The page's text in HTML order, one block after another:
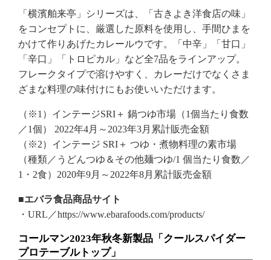
「横濱舶来亭」シリーズは、「古きよき洋食店の味」
をコンセプトに、厳選した原料を使用し、手間ひまを
かけて作りあげたカレールウです。「中辛」「甘口」
「辛口」「トロピカル」など全7品をラインアップ。
フレークタイプで溶けやすく、カレーだけでなくさま
ざまな料理の味付けにもお使いいただけます。
（※1）インテージSRI＋ 鍋つゆ市場（1個当たり食数
／1個） 2022年4月～2023年3月累計販売金額
（※2）インテージ SRI＋ つゆ・煮物料理の素市場
（種類／うどんつゆ＆その他麺つゆ/1 個当たり食数／
1・2食）2020年9月～2022年8月累計販売金額
■エバラ食品商品サイト
・URL／https://www.ebarafoods.com/products/
コールマン2023年秋冬新製品「クールスパイダー
プロテーブルトップ」